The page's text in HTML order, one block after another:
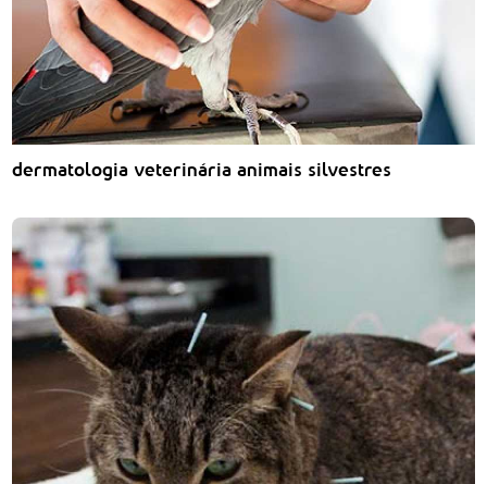
dermatologia veterinária animais silvestres